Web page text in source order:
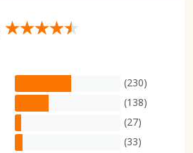
(230)
(138)
(27)
(33)